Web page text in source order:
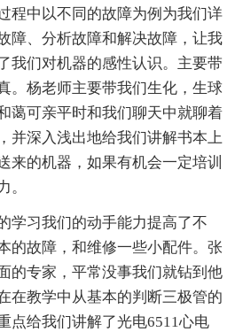
程中以不同的故障为例为我们详
障、分析故障和解决故障，让我
我们对机器的感性认识。主要带
。杨老师主要带我们生化，生球
蔼可亲平时和我们聊天中就聊着
并深入浅出地给我们讲解书本上
来的机器，如果有机会一定培训
。
学习我们的动手能力提高了不
的故障，和维修一些小配件。张
的专家，平常没事我们就钻到他
在教学中从基本的判断三极管的
点给我们讲解了光电6511心电